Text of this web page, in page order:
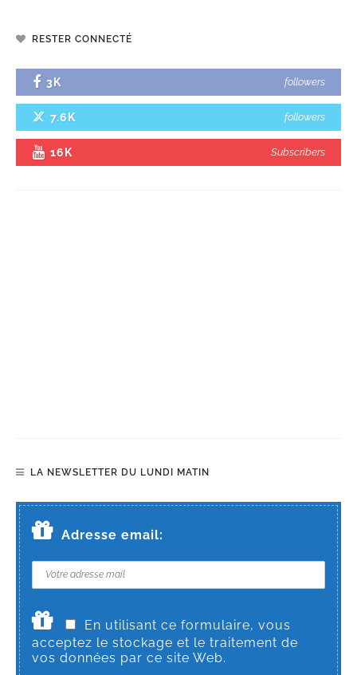
RESTER CONNECTÉ
3K followers
7.6K followers
16K Subscribers
LA NEWSLETTER DU LUNDI MATIN
Adresse email:
En utilisant ce formulaire, vous
acceptez le stockage et le traitement de
vos données par ce site Web.